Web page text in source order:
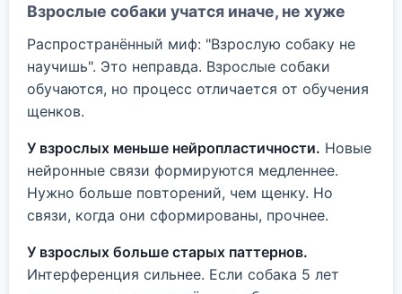
Взрослые собаки учатся иначе, не хуже
Распространённый миф: "Взрослую собаку не
научишь". Это неправда. Взрослые собаки
обучаются, но процесс отличается от обучения
щенков.
У взрослых меньше нейропластичности. Новые
нейронные связи формируются медленнее.
Нужно больше повторений, чем щенку. Но
связи, когда они сформированы, прочнее.
У взрослых больше старых паттернов.
Интерференция сильнее. Если собака 5 лет